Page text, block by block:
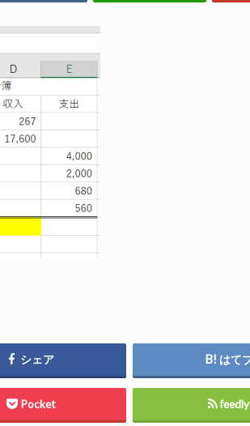
シェア はて
Pocket feedly